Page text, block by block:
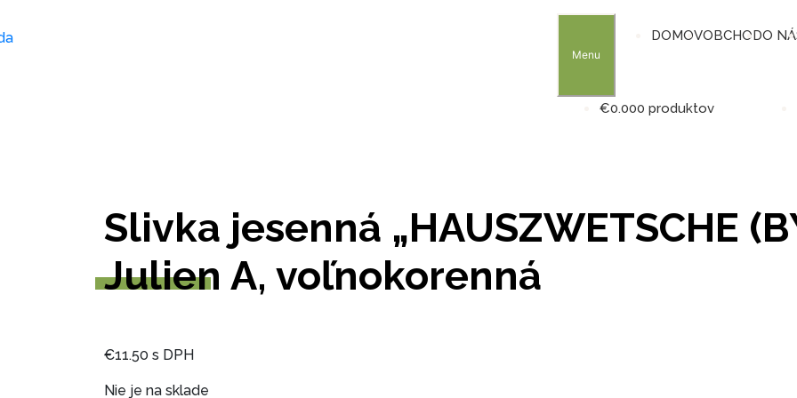
Menu
DOMOVOBCHODO
€0.000 produktov
Slivka jesenná „HAUSZWETSCHE
Julien A, voľnokorenná
€11.50 s DPH
Nie je na sklade